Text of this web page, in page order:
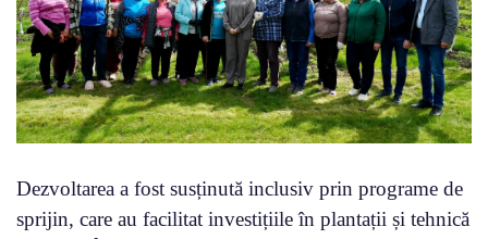
Dezvoltarea a fost susținută inclusiv prin programe de
sprijin, care au facilitat investițiile în plantații și tehnică